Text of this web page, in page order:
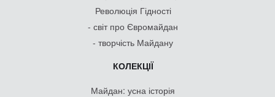
Революція Гідності
- світ про Євромайдан
- творчість Майдану
КОЛЕКЦІЇ
Майдан: усна історія